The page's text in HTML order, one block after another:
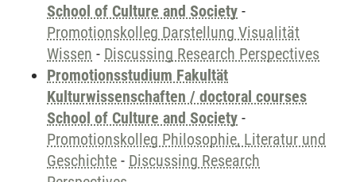
School of Culture and Society -
Promotionskolleg Darstellung Visualität
Wissen - Discussing Research Perspectives
Promotionsstudium Fakultät
Kulturwissenschaften / doctoral courses
School of Culture and Society -
Promotionskolleg Philosophie, Literatur und
Geschichte - Discussing Research